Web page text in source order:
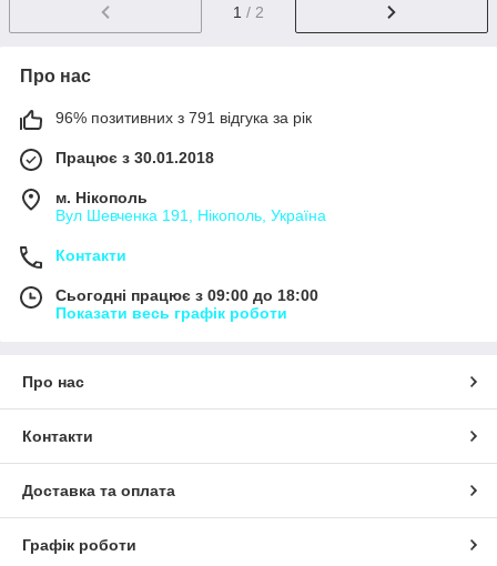
1 / 2
Про нас
96% позитивних з 791 відгука за рік
Працює з 30.01.2018
м. Нікополь
Вул Шевченка 191, Нікополь, Україна
Контакти
Сьогодні працює з 09:00 до 18:00
Показати весь графік роботи
Про нас
Контакти
Доставка та оплата
Графік роботи